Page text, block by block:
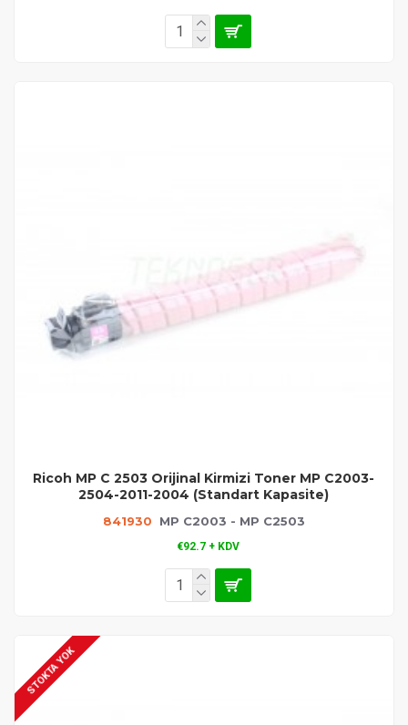
841930 MP C2003 - MP C2503
Ricoh MP C 2503 Orijinal Kirmizi Toner MP C2003-
2504-2011-2004 (Standart Kapasite)
€92.7 + KDV
STOKTA YOK